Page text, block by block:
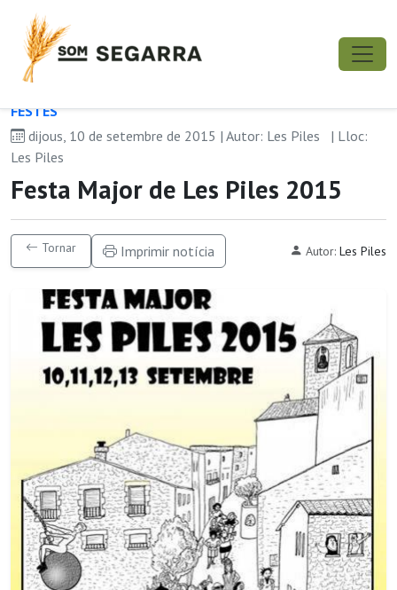
FESTES
dijous, 10 de setembre de 2015 | Autor: Les Piles
| Lloc:
Les Piles
Festa Major de Les Piles 2015
Tornar Imprimir notícia Autor: Les Piles